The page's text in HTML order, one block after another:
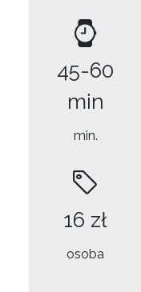
45-60
min
min.
16 zł
osoba